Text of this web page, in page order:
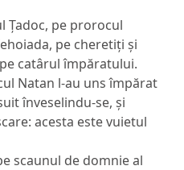
Țadoc, pe prorocul
pe cheretiți și
catârul împăratului.
Natan l-au uns împărat
înveselindu-se, și
acesta este vuietul
scaunul de domnie al